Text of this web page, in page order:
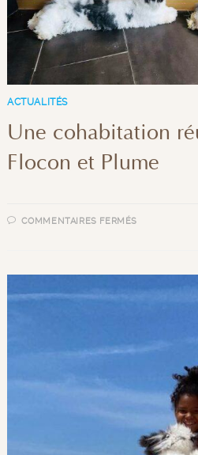
ACTUALITÉS
Une cohabitation
Flocon et Plume
COMMENTAIRES FERMÉS